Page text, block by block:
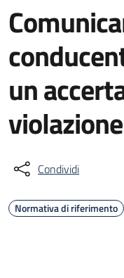
un
violazione
Condividi
Normativa di riferimento